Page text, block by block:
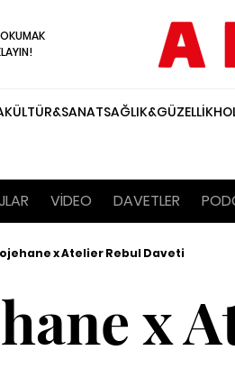
KÜLTÜR&SANATSAĞLIK&GÜZELLİK
VİDEO DAVETLER
x Atelier Rebul Daveti
x